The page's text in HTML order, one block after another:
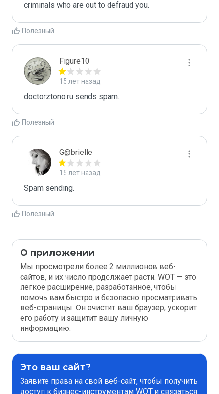
criminals who are out to defraud you.
Полезный
Figure10
15 лет назад
doctorztono.ru sends spam.
Полезный
G@brielle
15 лет назад
Spam sending.
Полезный
О приложении
Мы просмотрели более 2 миллионов веб-
сайтов, и их число продолжает расти. WOT — это
легкое расширение, разработанное, чтобы
помочь вам быстро и безопасно просматривать
веб-страницы. Он очистит ваш браузер, ускорит
его работу и защитит вашу личную
информацию.
Это ваш сайт?
Заявите права на свой веб-сайт, чтобы получить
доступ к бизнес-инструментам WOT и связаться